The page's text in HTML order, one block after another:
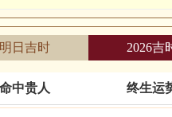
明日吉时 2026吉
命中贵人 终生运